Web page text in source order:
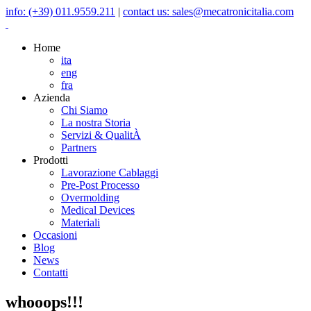
info: (+39) 011.9559.211 | contact us: sales@mecatronicitalia.com
Home
ita
eng
fra
Azienda
Chi Siamo
La nostra Storia
Servizi & QualitÀ
Partners
Prodotti
Lavorazione Cablaggi
Pre-Post Processo
Overmolding
Medical Devices
Materiali
Occasioni
Blog
News
Contatti
whooops!!!